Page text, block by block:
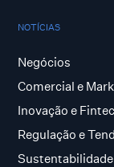
NOTÍCIAS
Negócios
Comercial e
Inovação e
Regulação e
Sustentabilidade